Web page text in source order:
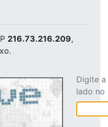
216.73.216.209,
Digite
lado no